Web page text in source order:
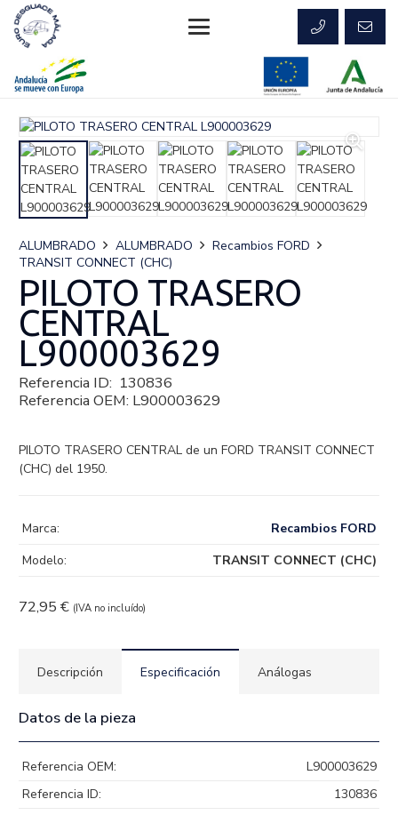
ALUMBRADO ALUMBRADO
Recambios FORD
TRANSIT CONNECT (CHC)
PILOTO TRASERO
CENTRAL
L900003629
Referencia ID: 130836
Referencia OEM: L900003629
PILOTO TRASERO CENTRAL de un FORD TRANSIT CONNECT
(CHC) del 1950.
72,95 € (IVA no incluído)
Marca:
Recambios FORD
Modelo:
TRANSIT CONNECT (CHC)
Descripción Especificación Análogas
Datos de la pieza
Referencia OEM:
L900003629
Referencia ID:
130836